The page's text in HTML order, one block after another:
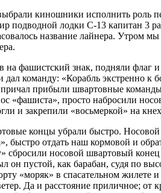
киношники исполнить роль
подводной лодки С-13 капитан 3
название лайнера. Утром
на фашистский знак, подняли
команду: «Корабль экстренно к
прибыли швартовные
«фашиста», просто набросили
и закрепили «восьмеркой» на
концы убрали быстро.
быстро отдать наш кормовой и
сбросили носовой швартовый
он пустой, как барабан, судя по
«моряк» в спасательном жилете
Да и расстояние приличное;